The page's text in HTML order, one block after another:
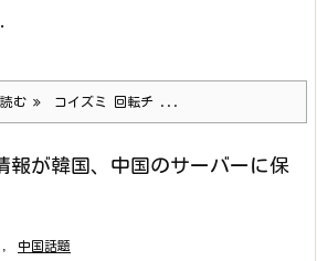
む コイズミ 回転チ ...
報が韓国、中国のサーバーに保
中国話題